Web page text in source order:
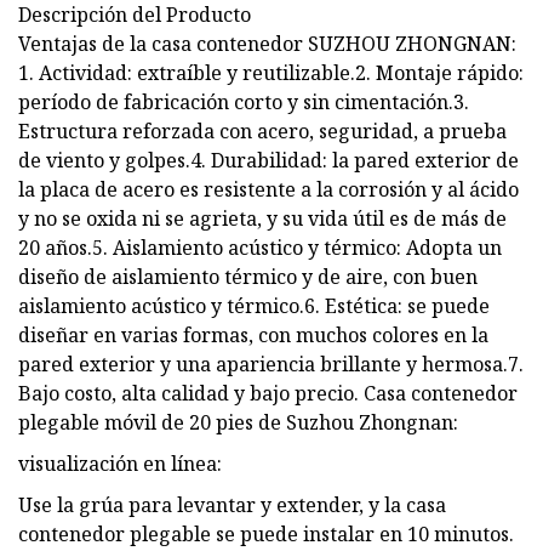
Descripción del Producto
Ventajas de la casa contenedor SUZHOU ZHONGNAN:
1. Actividad: extraíble y reutilizable.2. Montaje rápido:
período de fabricación corto y sin cimentación.3.
Estructura reforzada con acero, seguridad, a prueba
de viento y golpes.4. Durabilidad: la pared exterior de
la placa de acero es resistente a la corrosión y al ácido
y no se oxida ni se agrieta, y su vida útil es de más de
20 años.5. Aislamiento acústico y térmico: Adopta un
diseño de aislamiento térmico y de aire, con buen
aislamiento acústico y térmico.6. Estética: se puede
diseñar en varias formas, con muchos colores en la
pared exterior y una apariencia brillante y hermosa.7.
Bajo costo, alta calidad y bajo precio. Casa contenedor
plegable móvil de 20 pies de Suzhou Zhongnan:
visualización en línea:
Use la grúa para levantar y extender, y la casa
contenedor plegable se puede instalar en 10 minutos.